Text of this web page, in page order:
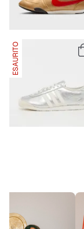
ESAURITO